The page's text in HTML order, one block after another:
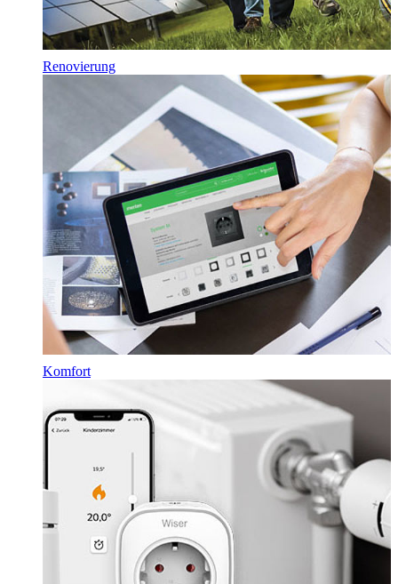
Renovierung
Komfort